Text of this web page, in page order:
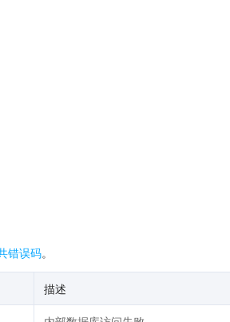
错误码。
描述